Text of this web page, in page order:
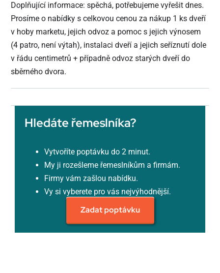
Doplňující informace: spěchá, potřebujeme vyřešit dnes.
Prosíme o nabídky s celkovou cenou za nákup 1 ks dveří
v hoby marketu, jejich odvoz a pomoc s jejich výnosem
(4 patro, není výtah), instalaci dveří a jejich seříznutí dole
v řádu centimetrů + případně odvoz starých dveří do
sběrného dvora.
Hledáte řemeslníka?
Vytvoříte poptávku do 2 minut.
My ji rozešleme řemeslníkům a firmám.
Firmy vám zašlou nabídku.
Vy si vyberete pro vás nejvýhodnější.
Zadat poptávku